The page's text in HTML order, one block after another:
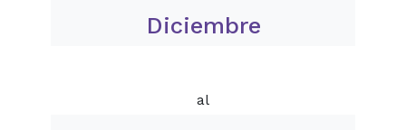
Diciembre
al